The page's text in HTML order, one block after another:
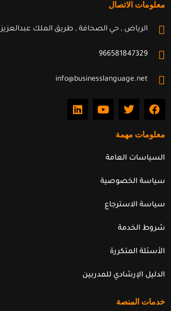
معلومات الاتصال
الرياض , حي الصحافة , طريق الملك عبدالعزيز
966581847329
info@businesslanguage.net
a
e
b
o
w
t
t
e
o
i
معلومات مهمة
السياسات العامة
سياسة الخصوصية
سياسة الاسترجاع
شروط الخدمة
الأسئلة المتكررة
الدليل الإرشادي للمدربين
خدمات المنصة